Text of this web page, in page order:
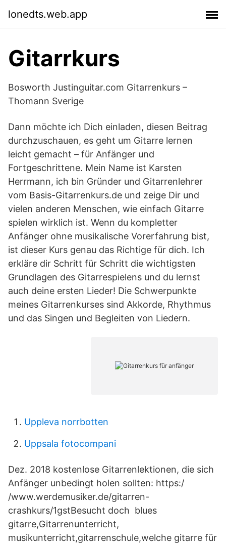
lonedts.web.app
Gitarrkurs
Bosworth Justinguitar.com Gitarrenkurs –
Thomann Sverige
Dann möchte ich Dich einladen, diesen Beitrag
durchzuschauen, es geht um Gitarre lernen
leicht gemacht – für Anfänger und
Fortgeschrittene. Mein Name ist Karsten
Herrmann, ich bin Gründer und Gitarrenlehrer
vom Basis-Gitarrenkurs.de und zeige Dir und
vielen anderen Menschen, wie einfach Gitarre
spielen wirklich ist. Wenn du kompletter
Anfänger ohne musikalische Vorerfahrung bist,
ist dieser Kurs genau das Richtige für dich. Ich
erkläre dir Schritt für Schritt die wichtigsten
Grundlagen des Gitarrespielens und du lernst
auch deine ersten Lieder! Die Schwerpunkte
meines Gitarrenkurses sind Akkorde, Rhythmus
und das Singen und Begleiten von Liedern.
Uppleva norrbotten
Uppsala fotocompani
Dez. 2018 kostenlose Gitarrenlektionen, die sich
Anfänger unbedingt holen sollten: https:/
/www.werdemusiker.de/gitarren-
crashkurs/1gstBesucht doch blues
gitarre,Gitarrenunterricht,
musikunterricht,gitarrenschule,welche gitarre für